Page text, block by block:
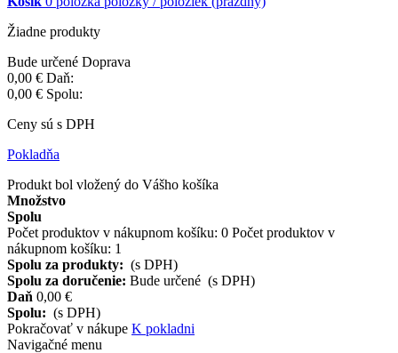
Žiadne produkty
Bude určené Doprava
0,00 € Daň:
0,00 € Spolu:
Ceny sú s DPH
Pokladňa
Produkt bol vložený do Vášho košíka
Množstvo
Spolu
Počet produktov v nákupnom košíku: 0 Počet produktov v
nákupnom košíku: 1
Spolu za produkty: (s DPH)
Spolu za doručenie: Bude určené (s DPH)
Daň 0,00 €
Spolu: (s DPH)
Pokračovať v nákupe K pokladni
Navigačné menu